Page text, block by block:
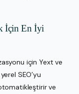
İçin En İyi
için Yext ve
SEO’yu
ve